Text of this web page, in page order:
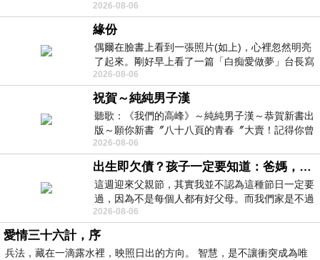
一步觀察，不會
2026-08-06
緣份
偶爾在臉書上看到一張照片(如上)，心裡忽然明亮
了起來。剛好早上看了一篇「白痴愛做夢」台長寫
的貼文，在回顧年輕時瘋狂愛上
2026-08-06
祝賀～純純男子漢
聽歌：《我們的高峰》～純純男子漢～恭賀新書出
版～願你新書〞八十八頁的青春〞大賣！記得你曾
經在我的版留言…「好讚的圖^^感覺大家
2026-08-06
出生即欠債？孩子一定要知道：爸媽，其實我不欠你們
這週迎來父親節，其實我並不認為這種節日一定要
過，因為不是每個人都有好父母。而我們家是不過
節的，平時也沒什麼儀式感，生活趨近冷
2026-08-06
愛情三十六計，序
兵法，藏在一滴露水裡，映照日出的方向。 智慧，是不讓衝突成為唯